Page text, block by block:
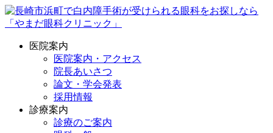
医院案内
医院案内・アクセス
院長あいさつ
論文・学会発表
採用情報
診療案内
診療のご案内